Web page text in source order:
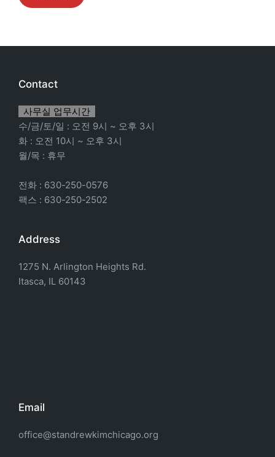
Contact
사무실 업무시간
수/금/토/일 : 오전 9시 ~ 오후 3시
화 : 오전 10시 ~ 오후 3시
월/목 : 휴무
전화 : 630-250-0576
팩스 : 630-250-2502
Address
1275 N. Arlington Heights Rd.
Itasca, IL 60143
Email
office@standrewkimchicago.org